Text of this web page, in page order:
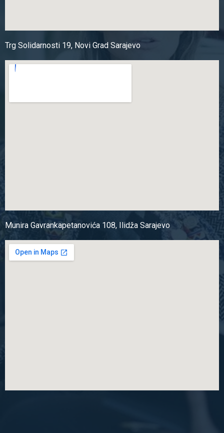
Trg Solidarnosti 19, Novi Grad Sarajevo
Munira Gavrankapetanovića 108, Ilidža Sarajevo